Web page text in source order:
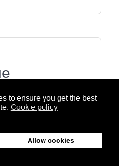
to ensure you get the best
Cookie policy
Allow cookies
файлы, которые
во внешнем